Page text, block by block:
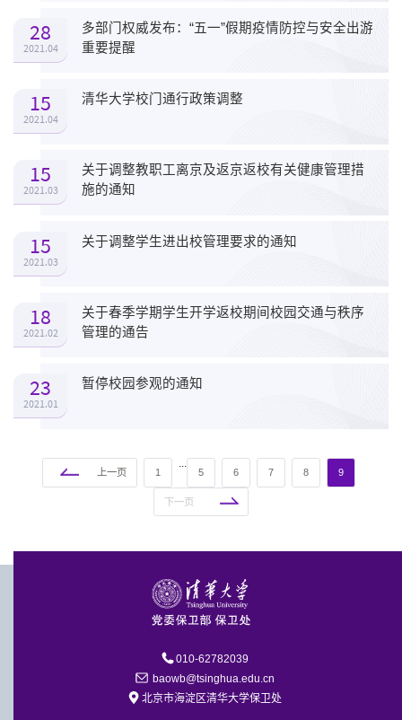
28
2021.04
多部门权威发布：“五一”假期疫情防控与安全出游
重要提醒
15
2021.04
清华大学校门通行政策调整
15
2021.03
关于调整教职工离京及返京返校有关健康管理措
施的通知
15
2021.03
关于调整学生进出校管理要求的通知
18
2021.02
关于春季学期学生开学返校期间校园交通与秩序
管理的通告
23
2021.01
暂停校园参观的通知
上一页 1
...
5 6 7 8 9
下一页
010-62782039
baowb@tsinghua.edu.cn
北京市海淀区清华大学保卫处